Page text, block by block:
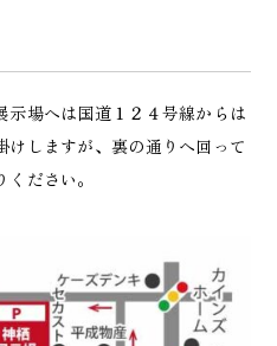
場へは国道１２４号線からは
けしますが、裏の通りへ回って
ださい。